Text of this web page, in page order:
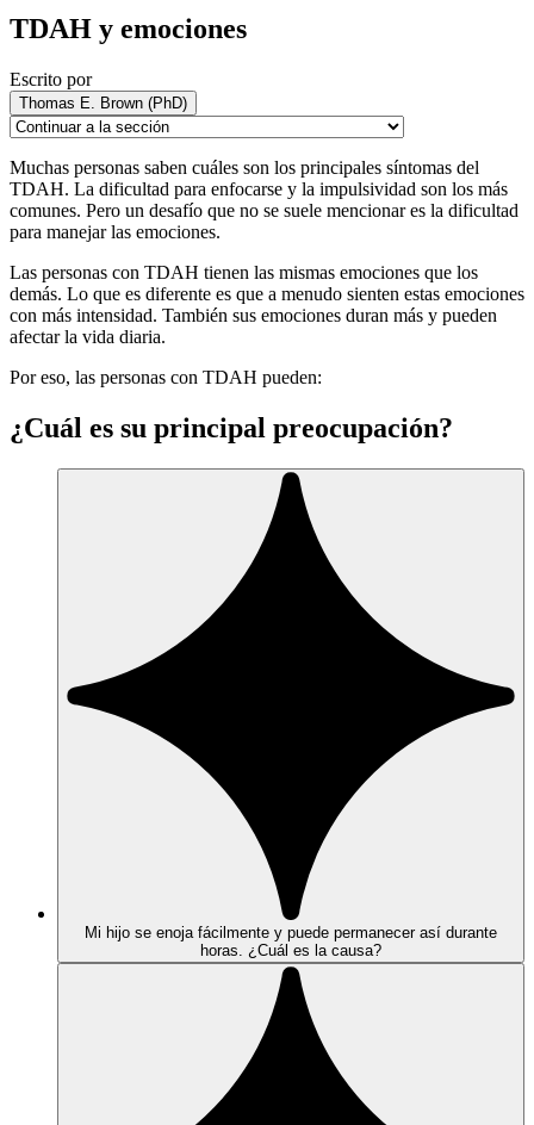
TDAH y emociones
Escrito por
Thomas E. Brown (PhD)
Muchas personas saben cuáles son los principales síntomas del
TDAH. La dificultad para enfocarse y la impulsividad son los más
comunes. Pero un desafío que no se suele mencionar es la dificultad
para manejar las emociones.
Las personas con TDAH tienen las mismas emociones que los
demás. Lo que es diferente es que a menudo sienten estas emociones
con más intensidad. También sus emociones duran más y pueden
afectar la vida diaria.
Por eso, las personas con TDAH pueden:
¿Cuál es su principal preocupación?
Mi hijo se enoja fácilmente y puede permanecer así durante
horas. ¿Cuál es la causa?